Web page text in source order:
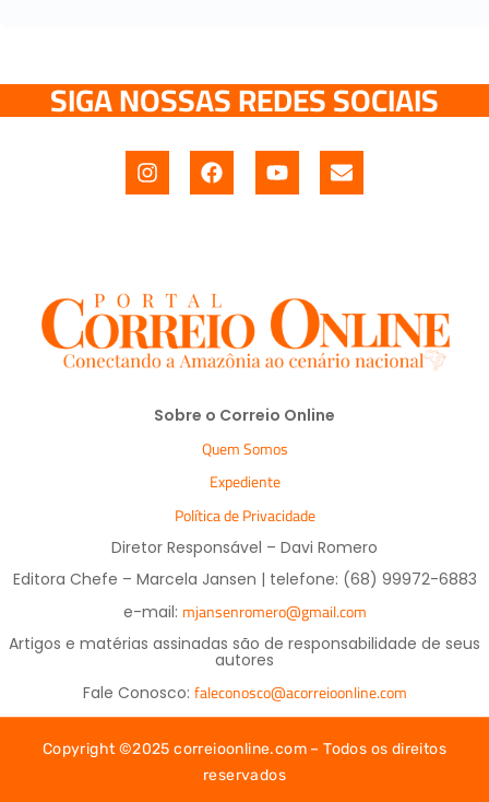
SIGA NOSSAS REDES SOCIAIS
Sobre o Correio Online
Quem Somos
Expediente
Política de Privacidade
Diretor Responsável – Davi Romero
Editora Chefe – Marcela Jansen | telefone: (68) 99972-6883
e-mail: mjansenromero@gmail.com
Artigos e matérias assinadas são de responsabilidade de seus
autores
Fale Conosco: faleconosco@acorreioonline.com
Copyright ©2025 correioonline.com – Todos os direitos
reservados